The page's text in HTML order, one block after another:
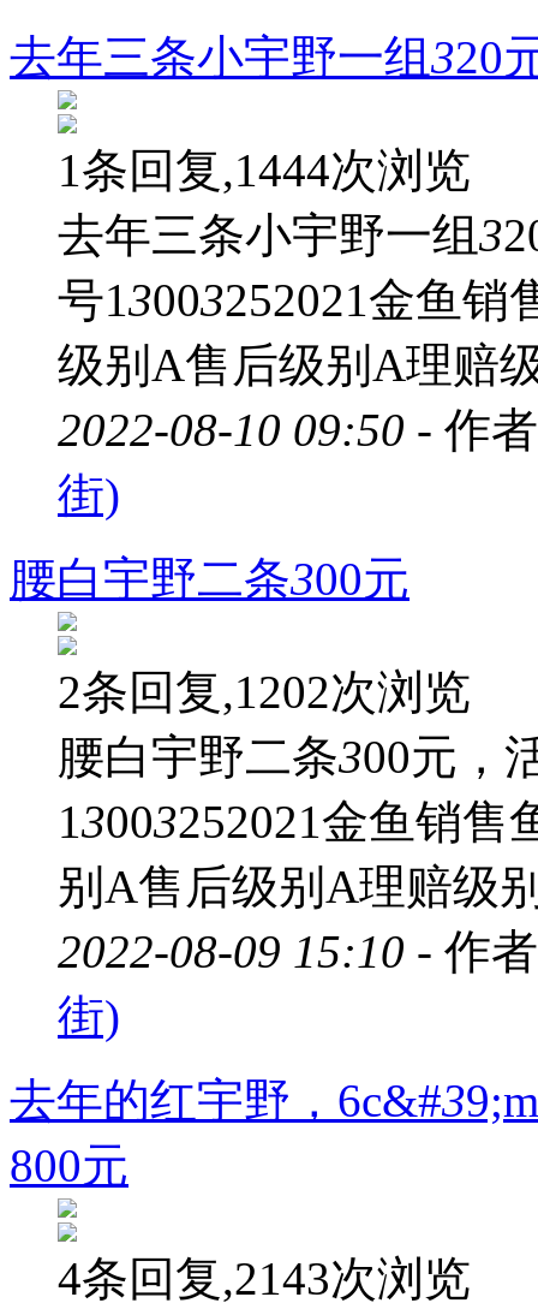
去年三条小宇野一组320
1条回复,1444次浏览
去年三条小宇野一组3
号13003252021金鱼销
级别A售后级别A理赔
2022-08-10 09:50 - 作
街)
腰白宇野二条300元
2条回复,1202次浏览
腰白宇野二条300元，
13003252021金鱼销售
别A售后级别A理赔级
2022-08-09 15:10 - 作
街)
去年的红宇野，6c&#3
800元
4条回复,2143次浏览